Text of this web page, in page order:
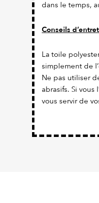
dans le temps,
Conseils
La toile
simplement de
Ne pas utiliser
abrasifs. Si vous
vous servir de